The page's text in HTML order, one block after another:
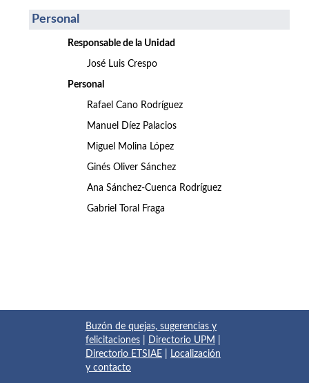
Personal
Responsable de la Unidad
José Luis Crespo
Personal
Rafael Cano Rodríguez
Manuel Díez Palacios
Miguel Molina López
Ginés Oliver Sánchez
Ana Sánchez-Cuenca Rodríguez
Gabriel Toral Fraga
Buzón de quejas, sugerencias y
felicitaciones
Directorio UPM
Directorio ETSIAE
Localización
y contacto